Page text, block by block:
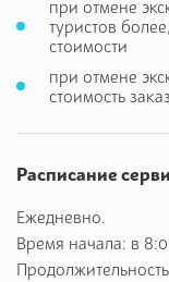
при отмене
туристов
стоимости
при отмене
стоимость
Расписание
Ежедневно.
Время начала: в